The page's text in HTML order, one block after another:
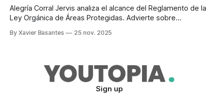
Alegría Corral Jervis analiza el alcance del Reglamento de la
Ley Orgánica de Áreas Protegidas. Advierte sobre
By Xavier Basantes 25 nov. 2025
Sign up